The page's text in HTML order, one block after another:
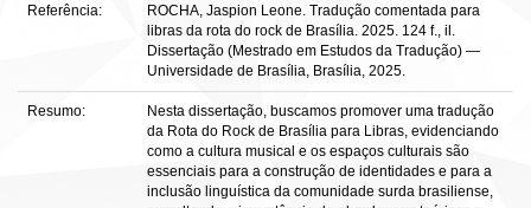
Referência:
ROCHA, Jaspion Leone. Tradução comentada para
libras da rota do rock de Brasília. 2025. 124 f., il.
Dissertação (Mestrado em Estudos da Tradução) —
Universidade de Brasília, Brasília, 2025.
Resumo:
Nesta dissertação, buscamos promover uma tradução
da Rota do Rock de Brasília para Libras, evidenciando
como a cultura musical e os espaços culturais são
essenciais para a construção de identidades e para a
inclusão linguística da comunidade surda brasiliense,